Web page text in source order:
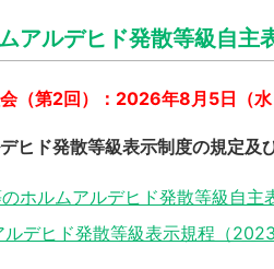
アルデヒド発散等級自主
（第2回）：2026年8月5日（
ヒド発散等級表示制度の規定及
ホルムアルデヒド発散等級自主
デヒド発散等級表示規程（